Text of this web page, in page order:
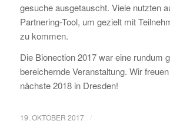
gesuche ausgetauscht. Viele nutzten
Partnering-Tool, um gezielt mit
zu kommen.
Die Bionection 2017 war eine rundum
bereichernde Veranstaltung. Wir
nächste 2018 in Dresden!
19. OKTOBER 2017 /